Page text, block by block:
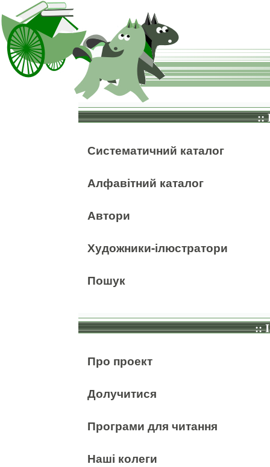
::
Систематичний каталог
Алфавітний каталог
Автори
Художники-ілюстратори
Пошук
::
Про проект
Долучитися
Програми для читання
Наші колеги